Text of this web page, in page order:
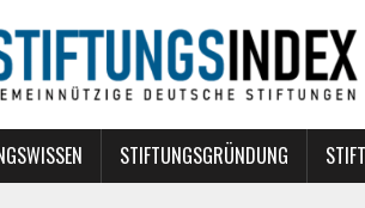
STIFTUNGSGRÜNDUNG